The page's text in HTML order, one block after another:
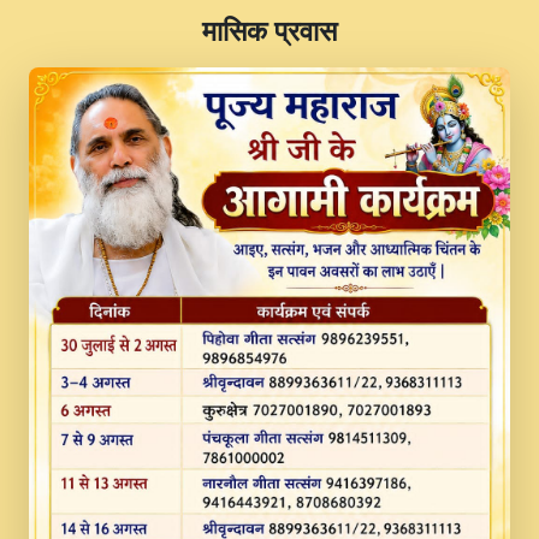
JINU SATGURU AAP BULAVE by Rasik
Pawan ji 20-11-19 Sankirtan At VEER JI
PRABHU KUTEER CHANNEL.mp3
Kina Sohna Tera Bhawan Sajaya Mata
Vaishno Devi Aarti Mata Rani Bhajan By
Lakhwinder Wadali Ji.mp3
MERE MANN VICH KANTH KALER
NEW PUNAJBI DEVOTIONAL SONG 2017
FULL VIDEO HD.mp3
Na To Roop Hai Bindu Ji Maharaj Pad - A
Divine Bhajan by Shri Indresh Ji
#BhaktiPath.mp3
Radha Rani Ki Kirpa Best Devotional
Song By Chitra Vichitra.mp3
​मासिक प्रवास